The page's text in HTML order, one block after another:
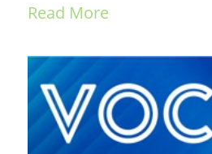
Read More